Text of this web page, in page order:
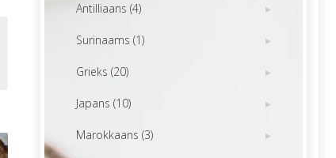
Antilliaans (4)
Surinaams (1)
Grieks (20)
Japans (10)
Marokkaans (3)